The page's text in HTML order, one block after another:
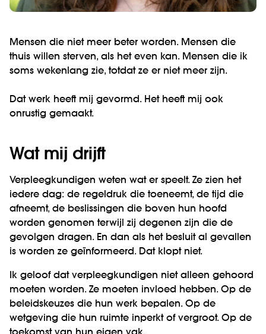
Mensen die niet meer beter worden. Mensen die
thuis willen sterven, als het even kan. Mensen die ik
soms wekenlang zie, totdat ze er niet meer zijn.
Dat werk heeft mij gevormd. Het heeft mij ook
onrustig gemaakt.
Wat mij drijft
Verpleegkundigen weten wat er speelt. Ze zien het
iedere dag: de regeldruk die toeneemt, de tijd die
afneemt, de beslissingen die boven hun hoofd
worden genomen terwijl zij degenen zijn die de
gevolgen dragen. En dan als het besluit al gevallen
is worden ze geïnformeerd. Dat klopt niet.
Ik geloof dat verpleegkundigen niet alleen gehoord
moeten worden. Ze moeten invloed hebben. Op de
beleidskeuzes die hun werk bepalen. Op de
wetgeving die hun ruimte inperkt of vergroot. Op de